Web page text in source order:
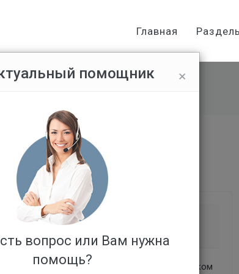
Главная
приказ о направлении с указанным сроком
×
помощник
вопрос или Вам нужна
помощь?